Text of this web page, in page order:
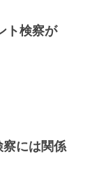
ト検察が
察には関係